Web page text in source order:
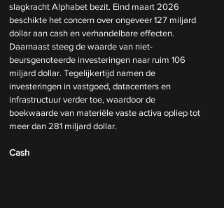
slagkracht Alphabet bezit. Eind maart 2026
beschikte het concern over ongeveer 127 miljard
dollar aan cash en verhandelbare effecten.
Daarnaast steeg de waarde van niet-
beursgenoteerde investeringen naar ruim 106
miljard dollar. Tegelijkertijd namen de
investeringen in vastgoed, datacenters en
infrastructuur verder toe, waardoor de
boekwaarde van materiële vaste activa opliep tot
meer dan 281 miljard dollar.
Cash